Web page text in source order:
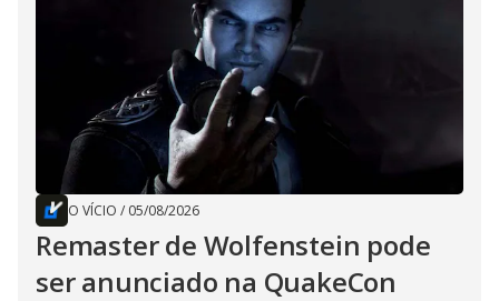
O VÍCIO / 05/08/2026
Remaster de Wolfenstein pode
ser anunciado na QuakeCon